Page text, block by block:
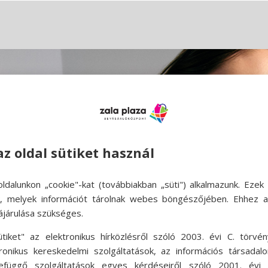
oldal sütiket használ
„cookie"-kat (továbbiakban „süti") alkalmazunk. Ezek
melyek információt tárolnak webes böngészőjében. Ehhez
szükséges.
az elektronikus hírközlésről szóló 2003. évi C.
kereskedelmi szolgáltatások, az információs
szolgáltatások egyes kérdéseiről szóló 2001. évi